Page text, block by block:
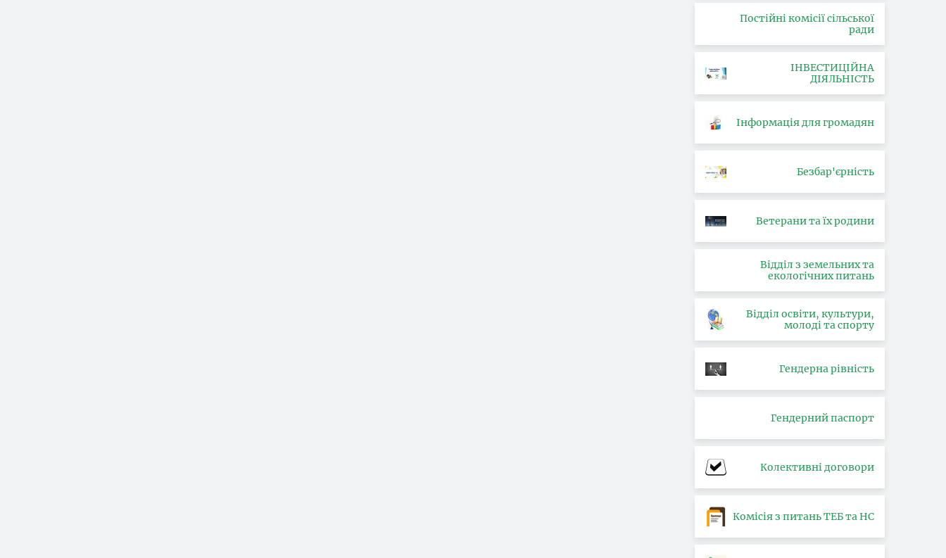
Постійні комісії сільської
ради
ІНВЕСТИЦІЙНА
ДІЯЛЬНІСТЬ
Інформація для громадян
Безбар'єрність
Ветерани та їх родини
Відділ з земельних та
екологічних питань
Відділ освіти, культури,
молоді та спорту
Гендерна рівність
Гендерний паспорт
Колективні договори
Комісія з питань ТЕБ та НС